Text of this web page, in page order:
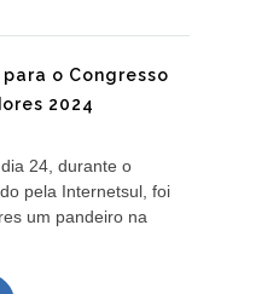
o Congresso
2024
24, durante o
pela Internetsul, foi
um pandeiro na